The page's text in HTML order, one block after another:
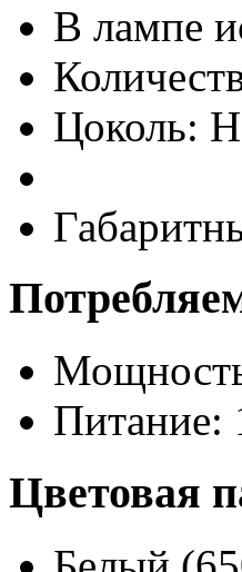
В лампе
Цоколь:
Питание:
Цветовая